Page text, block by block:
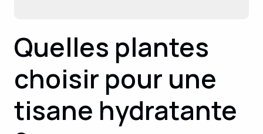
Quelles plantes
choisir pour une
tisane hydratante